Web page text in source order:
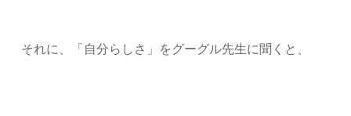
それに、「自分らしさ」をグーグル先生に聞くと、